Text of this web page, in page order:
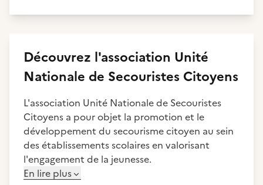
Découvrez l'association Unité
Nationale de Secouristes Citoyens
L'association Unité Nationale de Secouristes
Citoyens a pour objet la promotion et le
développement du secourisme citoyen au sein
des établissements scolaires en valorisant
l'engagement de la jeunesse.
En lire plus